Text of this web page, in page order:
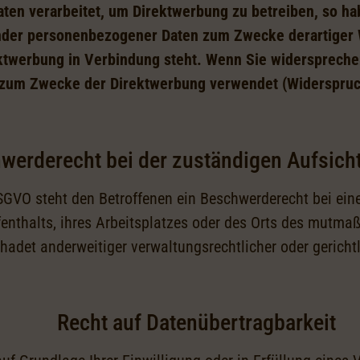
verarbeitet, um Direktwerbung zu betreiben, so
personenbezogener Daten zum Zwecke
in Verbindung steht. Wenn Sie
Zwecke der Direktwerbung verwendet
bei der zuständigen
steht den Betroffenen ein Beschwerderecht bei
ihres Arbeitsplatzes oder des Orts des
anderweitiger verwaltungsrechtlicher oder
Recht auf Datenübertragbarkeit